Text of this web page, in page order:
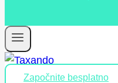
Započnite besplatno